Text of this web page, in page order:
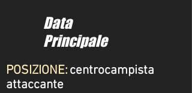
Data
Principale
POSIZIONE: centrocampista
attaccante